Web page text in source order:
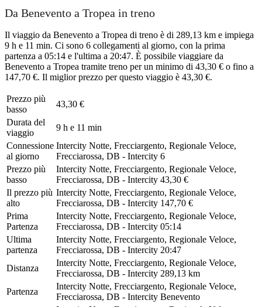
Da Benevento a Tropea in treno
Il viaggio da Benevento a Tropea di treno è di 289,13 km e impiega
9 h e 11 min. Ci sono 6 collegamenti al giorno, con la prima
partenza a 05:14 e l'ultima a 20:47. È possibile viaggiare da
Benevento a Tropea tramite treno per un minimo di 43,30 € o fino a
147,70 €. Il miglior prezzo per questo viaggio è 43,30 €.
Prezzo più
basso
43,30 €
Durata del
viaggio
9 h e 11 min
Connessione
al giorno
Intercity Notte, Frecciargento, Regionale Veloce,
Frecciarossa, DB - Intercity 6
Prezzo più
basso
Intercity Notte, Frecciargento, Regionale Veloce,
Frecciarossa, DB - Intercity 43,30 €
Il prezzo più
alto
Intercity Notte, Frecciargento, Regionale Veloce,
Frecciarossa, DB - Intercity 147,70 €
Prima
Partenza
Intercity Notte, Frecciargento, Regionale Veloce,
Frecciarossa, DB - Intercity 05:14
Ultima
partenza
Intercity Notte, Frecciargento, Regionale Veloce,
Frecciarossa, DB - Intercity 20:47
Distanza
Intercity Notte, Frecciargento, Regionale Veloce,
Frecciarossa, DB - Intercity 289,13 km
Partenza
Intercity Notte, Frecciargento, Regionale Veloce,
Frecciarossa, DB - Intercity Benevento